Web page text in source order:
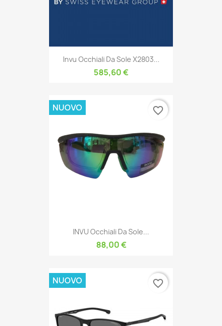
Invu Occhiali Da Sole X2803...
585,60 €
INVU Occhiali Da Sole...
88,00 €
NUOVO favorite_border
NUOVO favorite_border